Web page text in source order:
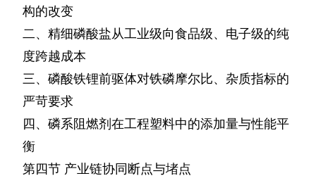
构的改变
二、精细磷酸盐从工业级向食品级、电子级的纯
度跨越成本
三、磷酸铁锂前驱体对铁磷摩尔比、杂质指标的
严苛要求
四、磷系阻燃剂在工程塑料中的添加量与性能平
衡
第四节 产业链协同断点与堵点